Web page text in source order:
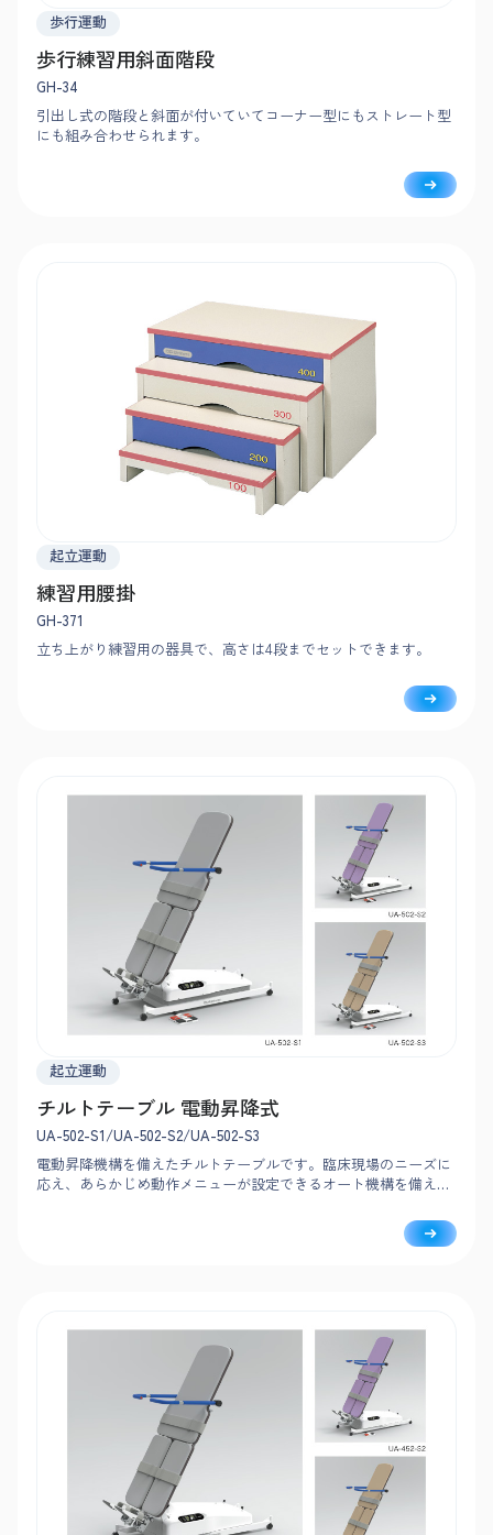
歩行運動
歩行練習用斜面階段
GH-34
引出し式の階段と斜面が付いていてコーナー型にもストレート型
にも組み合わせられます。
起立運動
練習用腰掛
GH-371
立ち上がり練習用の器具で、高さは4段までセットできます。
起立運動
チルトテーブル 電動昇降式
UA-502-S1/UA-502-S2/UA-502-S3
電動昇降機構を備えたチルトテーブルです。臨床現場のニーズに
応え、あらかじめ動作メニューが設定できるオート機構を備えた